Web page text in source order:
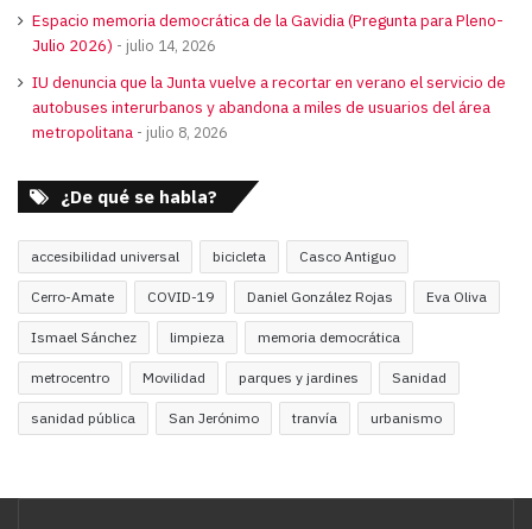
Espacio memoria democrática de la Gavidia (Pregunta para Pleno-
Julio 2026)
julio 14, 2026
IU denuncia que la Junta vuelve a recortar en verano el servicio de
autobuses interurbanos y abandona a miles de usuarios del área
metropolitana
julio 8, 2026
¿De qué se habla?
accesibilidad universal bicicleta Casco Antiguo
Cerro-Amate COVID-19 Daniel González Rojas Eva Oliva
Ismael Sánchez limpieza memoria democrática
metrocentro Movilidad parques y jardines Sanidad
sanidad pública San Jerónimo tranvía urbanismo